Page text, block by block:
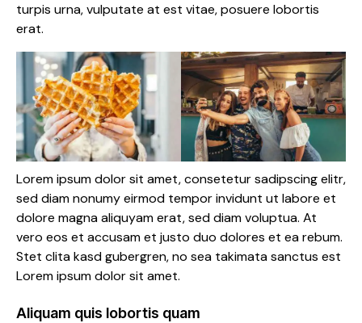
turpis urna, vulputate at est vitae, posuere lobortis
erat.
Lorem ipsum dolor sit amet, consetetur sadipscing elitr,
sed diam nonumy eirmod tempor invidunt ut labore et
dolore magna aliquyam erat, sed diam voluptua. At
vero eos et accusam et justo duo dolores et ea rebum.
Stet clita kasd gubergren, no sea takimata sanctus est
Lorem ipsum dolor sit amet.
Aliquam quis lobortis quam